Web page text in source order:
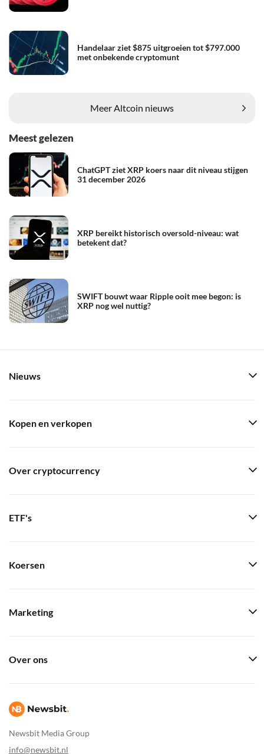
Handelaar ziet $875 uitgroeien tot $797.000
met onbekende cryptomunt
Meer Altcoin nieuws
Meest gelezen
ChatGPT ziet XRP koers naar dit niveau stijgen
31 december 2026
XRP bereikt historisch oversold-niveau: wat
betekent dat?
SWIFT bouwt waar Ripple ooit mee begon: is
XRP nog wel nuttig?
Newsbit Media Group
info@newsbit.nl
Nieuws
Kopen en verkopen
Over cryptocurrency
ETF's
Koersen
Marketing
Over ons